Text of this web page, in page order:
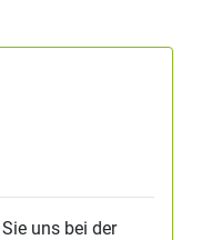
uns bei der